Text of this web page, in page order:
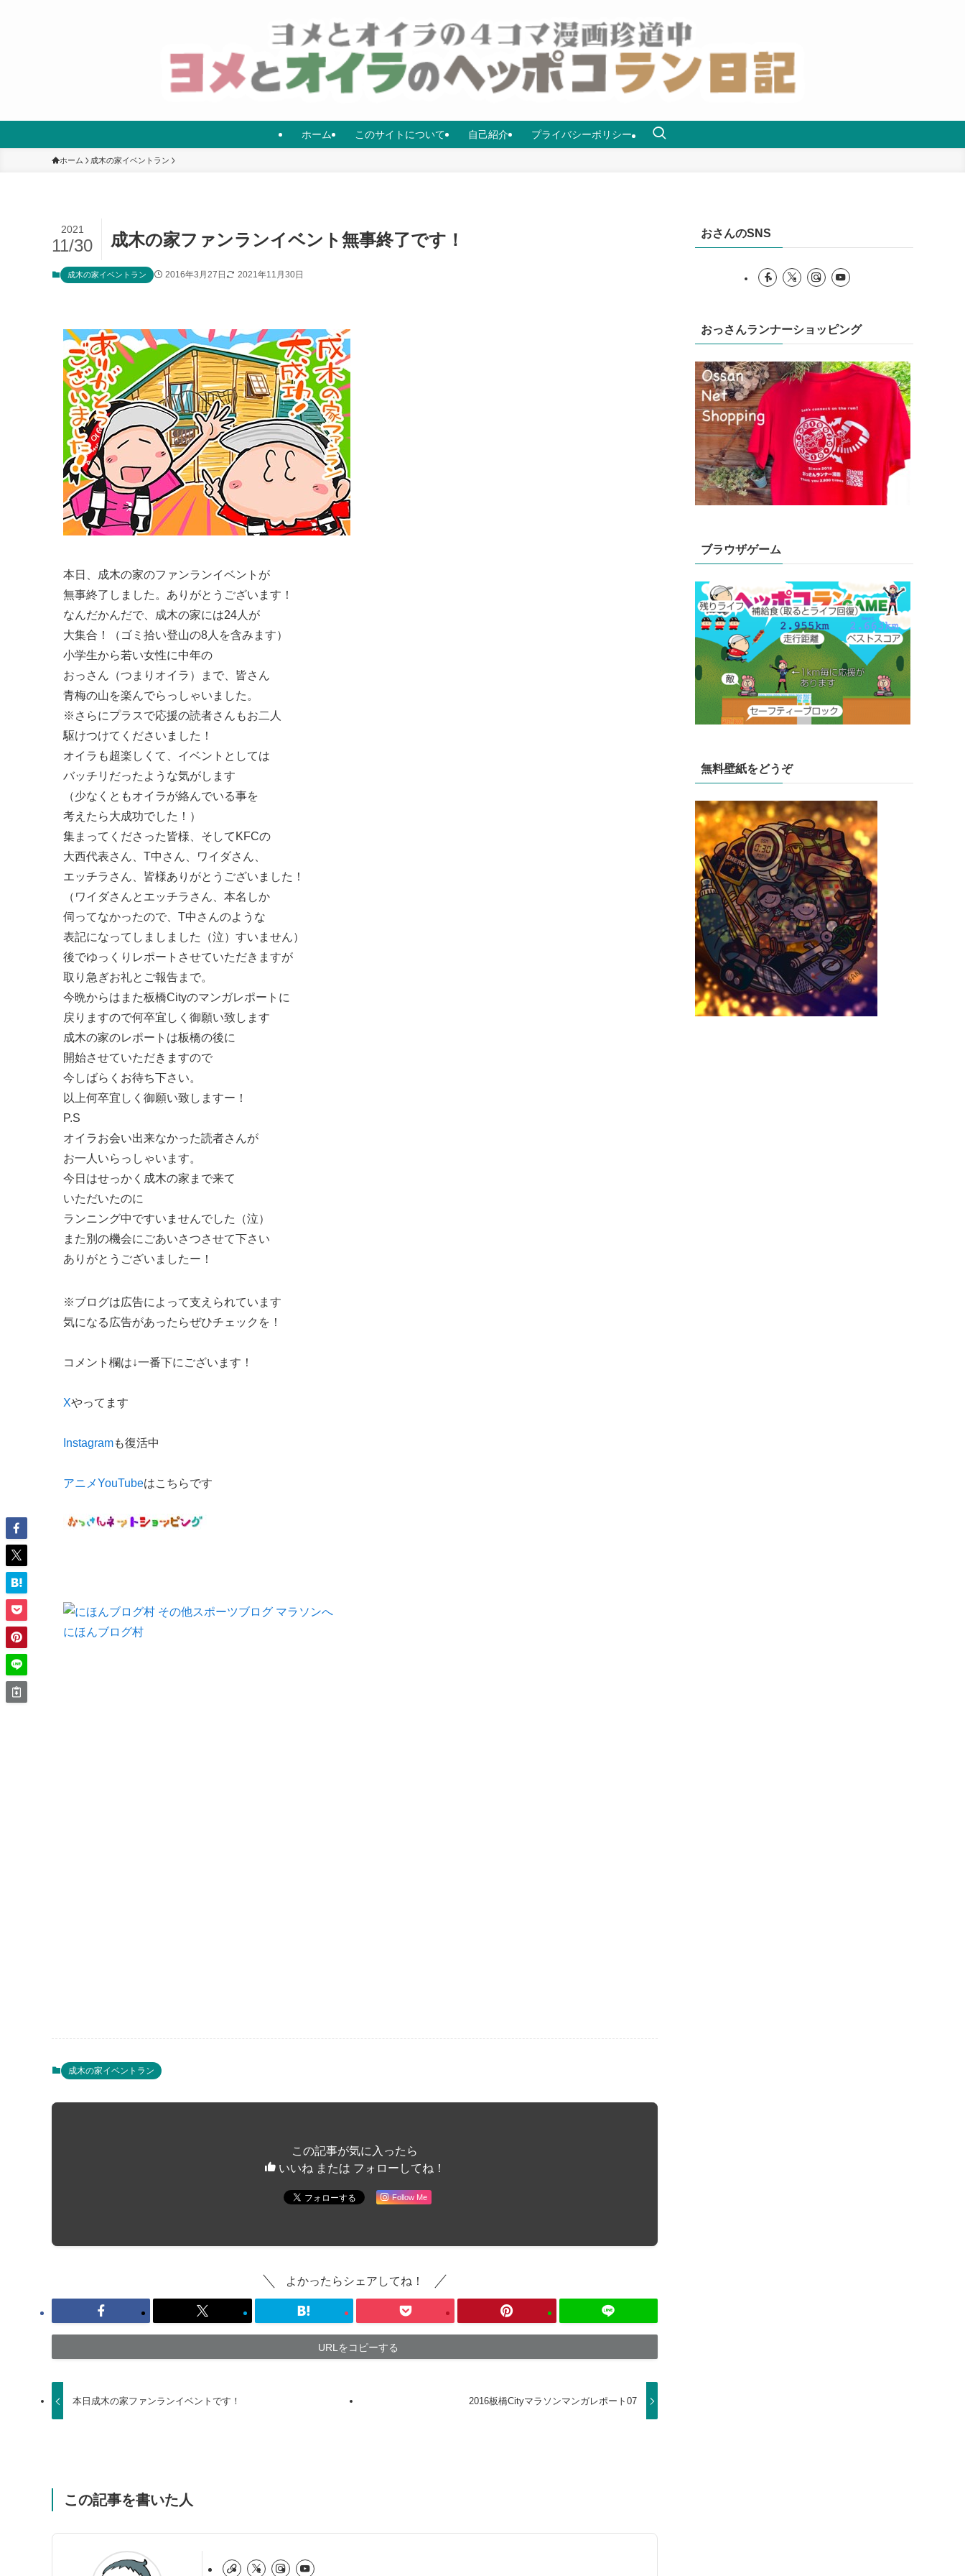
ホーム このサイトについて 自己紹介 プライバシーポリシー
ホーム 成木の家イベントラン
成木の家ファンランイベント無事終了です！
2021
11/30
成木の家イベントラン 2016年3月27日 2021年11月30日
本日、成木の家のファンランイベントが
無事終了しました。ありがとうございます！
なんだかんだで、成木の家には24人が
大集合！（ゴミ拾い登山の8人を含みます）
小学生から若い女性に中年の
おっさん（つまりオイラ）まで、皆さん
青梅の山を楽んでらっしゃいました。
※さらにプラスで応援の読者さんもお二人
駆けつけてくださいました！
オイラも超楽しくて、イベントとしては
バッチリだったような気がします
（少なくともオイラが絡んでいる事を
考えたら大成功でした！）
集まってくださった皆様、そしてKFCの
大西代表さん、T中さん、ワイダさん、
エッチラさん、皆様ありがとうございました！
（ワイダさんとエッチラさん、本名しか
伺ってなかったので、T中さんのような
表記になってしましました（泣）すいません）
後でゆっくりレポートさせていただきますが
取り急ぎお礼とご報告まで。
今晩からはまた板橋Cityのマンガレポートに
戻りますので何卒宜しく御願い致します
成木の家のレポートは板橋の後に
開始させていただきますので
今しばらくお待ち下さい。
以上何卒宜しく御願い致しますー！
P.S
オイラお会い出来なかった読者さんが
お一人いらっしゃいます。
今日はせっかく成木の家まで来て
いただいたのに
ランニング中ですいませんでした（泣）
また別の機会にごあいさつさせて下さい
ありがとうございましたー！
※ブログは広告によって支えられています
気になる広告があったらぜひチェックを！
コメント欄は↓一番下にございます！
Xやってます
Instagramも復活中
アニメYouTubeはこちらです
にほんブログ村
成木の家イベントラン
この記事が気に入ったら
いいね または フォローしてね！
Follow Me
よかったらシェアしてね！
URLをコピーする
本日成木の家ファンランイベントです！ 2016板橋Cityマラソンマンガレポート07
この記事を書いた人
おさんのSNS
おっさんランナーショッピング
ブラウザゲーム
無料壁紙をどうぞ